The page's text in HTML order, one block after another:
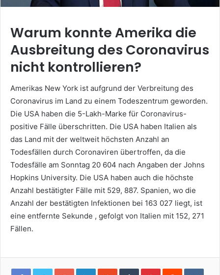
Warum konnte Amerika die
Ausbreitung des Coronavirus
nicht kontrollieren?
Amerikas New York ist aufgrund der Verbreitung des
Coronavirus im Land zu einem Todeszentrum geworden.
Die USA haben die 5-Lakh-Marke für Coronavirus-
positive Fälle überschritten. Die USA haben Italien als
das Land mit der weltweit höchsten Anzahl an
Todesfällen durch Coronaviren übertroffen, da die
Todesfälle am Sonntag 20 604 nach Angaben der Johns
Hopkins University. Die USA haben auch die höchste
Anzahl bestätigter Fälle mit 529, 887. Spanien, wo die
Anzahl der bestätigten Infektionen bei 163 027 liegt, ist
eine entfernte Sekunde , gefolgt von Italien mit 152, 271
Fällen.
Google+LinkedInStumbleUpon
TumblrPinterestReddit